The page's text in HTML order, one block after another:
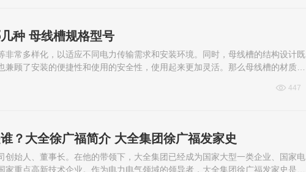
种 母线槽规格型号
非常多样化，以适应不同电力传输需求和安装环境。同时，母线槽的结构设计既
兼顾了安装的便捷性和使用的安全性，使用起来更加灵活。那么母线槽的材质有
447
？大全徐广福简介 大全集团徐广福发家史
创始人、董事长。在他的带领下，大全集团已经成为国家大型一类企业、国家电
家重点高新技术企业。作为电力电气领域的领导者，大全集团徐广福发家史是怎